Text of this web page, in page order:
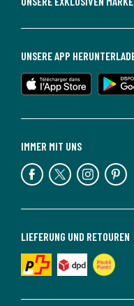
LIEFERUNG UND RETOUREN
IMMER MIT UNS
UNSERE APP